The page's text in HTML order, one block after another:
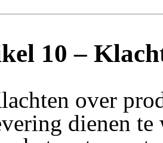
10 –
over
dienen te